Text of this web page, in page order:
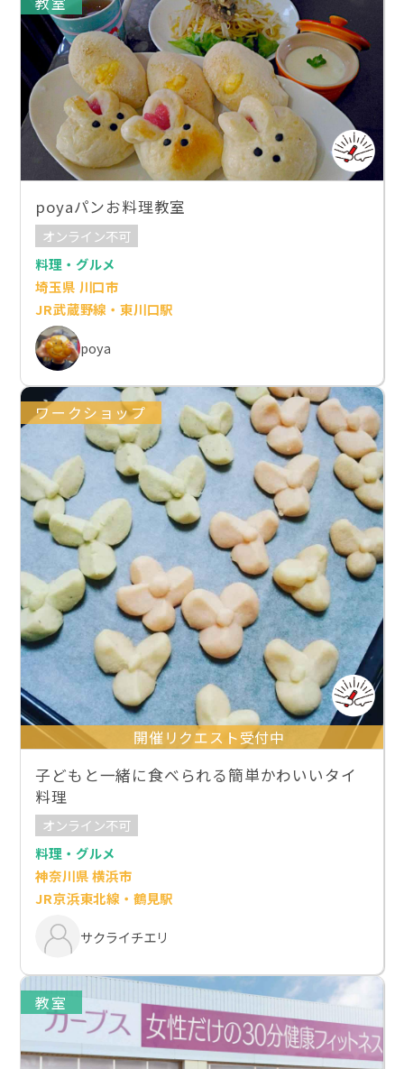
poyaパンお料理教室
オンライン不可
料理・グルメ
埼玉県 川口市
JR武蔵野線・東川口駅
poya
ワークショップ
開催リクエスト受付中
子どもと一緒に食べられる簡単かわいいタイ
料理
オンライン不可
料理・グルメ
神奈川県 横浜市
JR京浜東北線・鶴見駅
サクライチエリ
教室